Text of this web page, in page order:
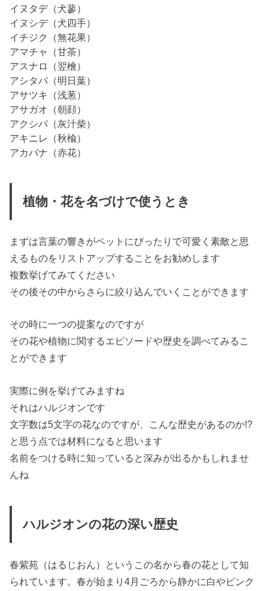
イヌタデ（犬蓼）
イヌシデ（犬四手）
イチジク（無花果）
アマチャ（甘茶）
アスナロ（翌檜）
アシタバ（明日葉）
アサツキ（浅葱）
アサガオ（朝顔）
アクシバ（灰汁柴）
アキニレ（秋楡）
アカバナ（赤花）
植物・花を名づけで使うとき
まずは言葉の響きがペットにぴったりで可愛く素敵と思
えるものをリストアップすることをお勧めします
複数挙げてみてください
その後その中からさらに絞り込んでいくことができます
その時に一つの提案なのですが
その花や植物に関するエピソードや歴史を調べてみる こ
とができます
実際に例を挙げてみますね
それはハルジオンです
文字数は5文字の花なのですが、こんな歴史があるのか!?
と思う点では材料になると思います
名前をつける時に知っていると深みが出るかもしれませ
んね
ハルジオンの花の深い歴史
春紫苑（はるじおん）というこの名から春の花として知
られています。春が始まり4月ごろから静かに白やピンク